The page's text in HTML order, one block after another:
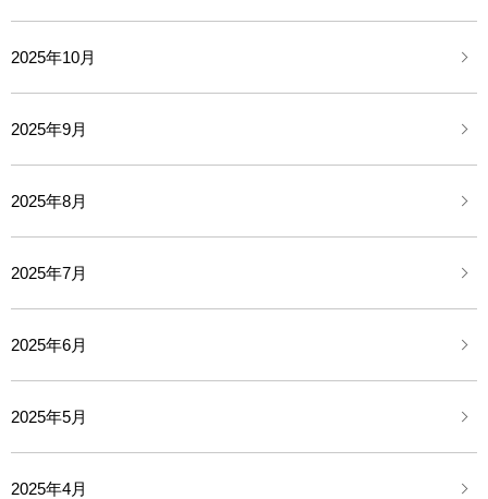
2025年10月
2025年9月
2025年8月
2025年7月
2025年6月
2025年5月
2025年4月